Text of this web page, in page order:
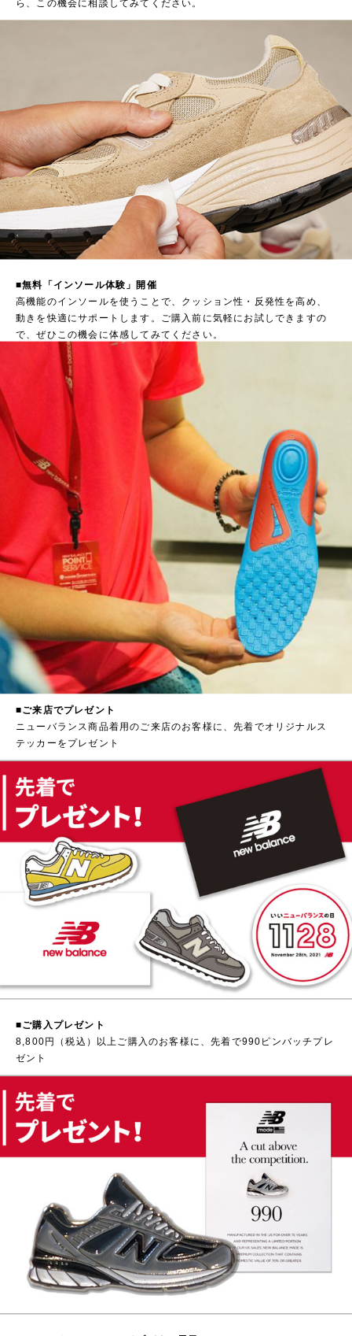
ら、この機会に相談してみてください。
■無料「インソール体験」開催
高機能のインソールを使うことで、クッション性・反発性を高め、
動きを快適にサポートします。ご購入前に気軽にお試しできますの
で、ぜひこの機会に体感してみてください。
■ご来店でプレゼント
ニューバランス商品着用のご来店のお客様に、先着でオリジナルス
テッカーをプレゼント
■ご購入プレゼント
8,800円（税込）以上ご購入のお客様に、先着で990ピンバッチプレ
ゼント